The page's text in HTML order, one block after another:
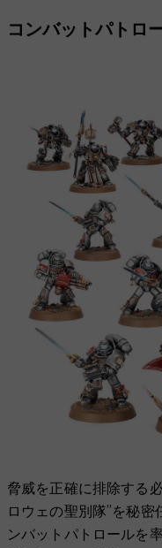
コンバットパトロ
脅威を正確に排除する
ロウェの聖別隊”を秘
ンバットパトロールを